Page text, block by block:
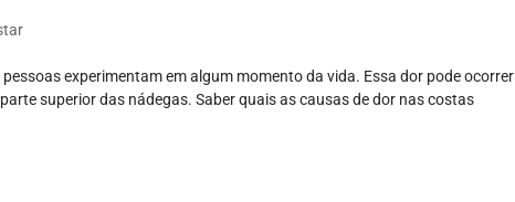
experimentam em algum momento da vida. Essa dor pode ocorrer
superior das nádegas. Saber quais as causas de dor nas costas